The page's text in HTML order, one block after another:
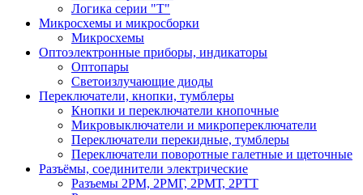
Логика серии "Т"
Микросхемы и микросборки
Микросхемы
Оптоэлектронные приборы, индикаторы
Оптопары
Светоизлучающие диоды
Переключатели, кнопки, тумблеры
Кнопки и переключатели кнопочные
Микровыключатели и микропереключатели
Переключатели перекидные, тумблеры
Переключатели поворотные галетные и щеточные
Разъёмы, соединители электрические
Разъемы 2РМ, 2РМГ, 2РМТ, 2РТТ